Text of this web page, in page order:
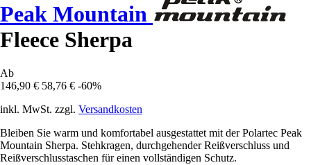
Peak Mountain
Fleece Sherpa
Ab
146,90 € 58,76 € -60%
inkl. MwSt. zzgl. Versandkosten
Bleiben Sie warm und komfortabel ausgestattet mit der Polartec Peak
Mountain Sherpa. Stehkragen, durchgehender Reißverschluss und
Reißverschlusstaschen für einen vollständigen Schutz.